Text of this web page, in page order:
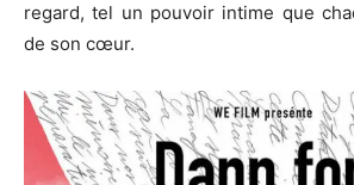
regard, tel un pouvoir intime que
de son cœur.